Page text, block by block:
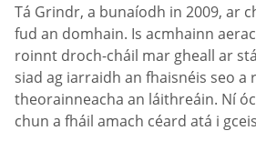
Tá Grindr, a bunaíodh in 2009, ar
fud an domhain. Is acmhainn
roinnt droch-cháil mar gheall ar
siad ag iarraidh an fhaisnéis seo
theorainneacha an láithreáin. Ní
chun a fháil amach céard atá i